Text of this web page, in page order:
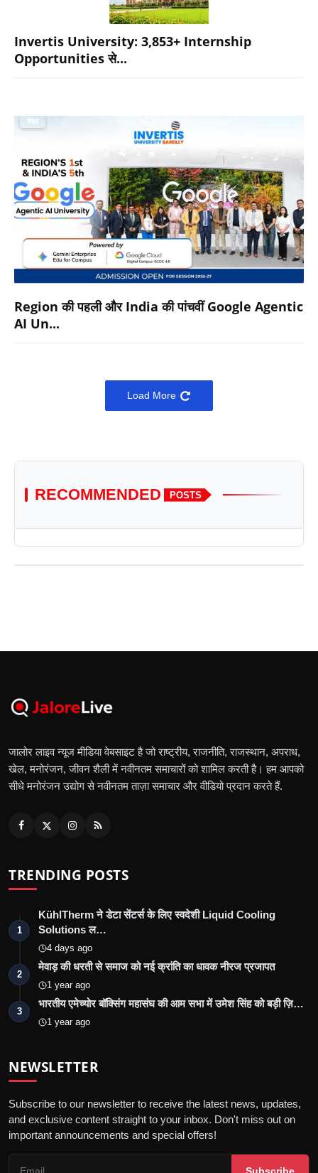
Invertis University: 3,853+ Internship
Opportunities से...
शिक्षा
Region की पहली और India की पांचवीं Google Agentic
AI Un...
Load More
RECOMMENDED POSTS
जालोर लाइव न्यूज मीडिया वेबसाइट है जो राष्ट्रीय, राजनीति, राजस्थान, अपराध,
खेल, मनोरंजन, जीवन शैली में नवीनतम समाचारों को शामिल करती है। हम आपको
सीधे मनोरंजन उद्योग से नवीनतम ताज़ा समाचार और वीडियो प्रदान करते हैं.
TRENDING POSTS
1
KühlTherm ने डेटा सेंटर्स के लिए स्वदेशी Liquid Cooling
Solutions ल…
4 days ago
2
मेवाड़ की धरती से समाज को नई क्रांति का धावक नीरज प्रजापत
1 year ago
3
भारतीय एमेच्योर बॉक्सिंग महासंघ की आम सभा में उमेश सिंह को बड़ी ज़ि…
1 year ago
NEWSLETTER
Subscribe to our newsletter to receive the latest news, updates,
and exclusive content straight to your inbox. Don't miss out on
important announcements and special offers!